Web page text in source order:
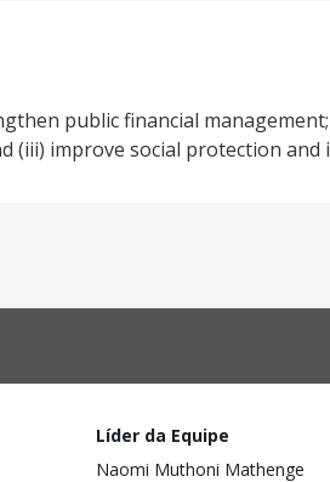
public financial
(iii) improve social protection and
Líder da Equipe
Naomi Muthoni Mathenge